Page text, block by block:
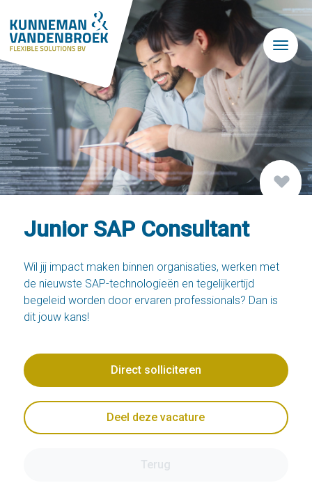
Junior SAP Consultant
Wil jij impact maken binnen organisaties, werken met
de nieuwste SAP-technologieën en tegelijkertijd
begeleid worden door ervaren professionals? Dan is
dit jouw kans!
Direct solliciteren
Deel deze vacature
Terug